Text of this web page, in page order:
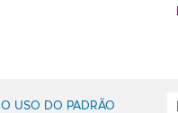
O USO DO PADRÃO